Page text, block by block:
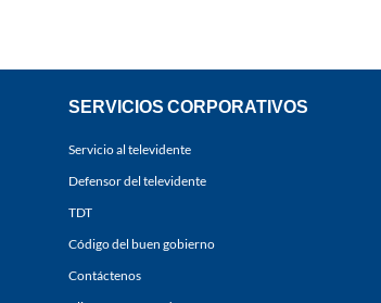
SERVICIOS CORPORATIVOS
Servicio al televidente
Defensor del televidente
TDT
Código del buen gobierno
Contáctenos